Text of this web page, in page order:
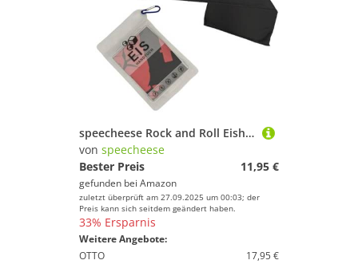
speecheese Rock and Roll Eishandtuch Teufelshörner Perfekt für Festivals, lustig und kühlend
von speecheese
Bester Preis
11,95 €
gefunden bei Amazon
zuletzt überprüft am 27.09.2025 um 00:03; der
Preis kann sich seitdem geändert haben.
33% Ersparnis
Weitere Angebote:
OTTO
17,95 €